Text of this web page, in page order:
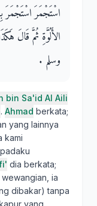
اسْتَجْمَرَ اسْتَجْمَرَ
الأَلُوَّةِ ثُمَّ قَالَ
وسلم ‏.‏
bin Sa'id Al Aili
. Ahmad berkata;
yang lainnya
kami
dia berkata;
ia
dibakar) tanpa
yang